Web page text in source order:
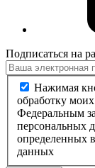
Подписаться на
Нажимая
обработку
Федеральным
персональных
определенных
данных